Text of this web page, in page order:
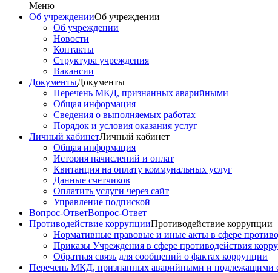
Меню
Об учрежденииОб учреждении
Об учреждении
Новости
Контакты
Структура учреждения
Вакансии
ДокументыДокументы
Перечень МКД, признанных аварийными
Общая информация
Сведения о выполняемых работах
Порядок и условия оказания услуг
Личный кабинетЛичный кабинет
Общая информация
История начислений и оплат
Квитанция на оплату коммунальных услуг
Данные счетчиков
Оплатить услуги через сайт
Управление подпиской
Вопрос-ОтветВопрос-Ответ
Противодействие коррупцииПротиводействие коррупции
Нормативные правовые и иные акты в сфере
Приказы Учреждения в сфере противодействия
Обратная связь для сообщений о фактах коррупции
Перечень МКД, признанных аварийными и подлежащими